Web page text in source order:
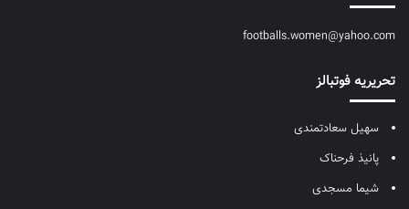
footballs.women@yahoo.com
تحریریه فوتبالز
سهیل سعادتمندی
پانیذ فرحناک
شیما مسجدی